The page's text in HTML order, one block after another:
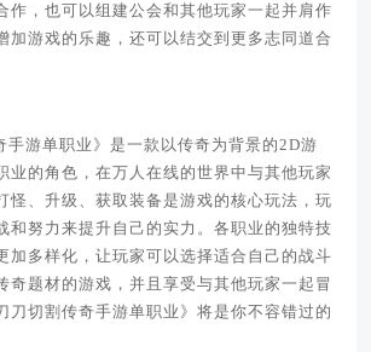
作，也可以组建公会和其他玩家一起并肩作
加游戏的乐趣，还可以结交到更多志同道合
手游单职业》是一款以传奇为背景的2D游
业的角色，在万人在线的世界中与其他玩家
怪、升级、获取装备是游戏的核心玩法，玩
和努力来提升自己的实力。各职业的独特技
加多样化，让玩家可以选择适合自己的战斗
奇题材的游戏，并且享受与其他玩家一起冒
刀切割传奇手游单职业》将是你不容错过的